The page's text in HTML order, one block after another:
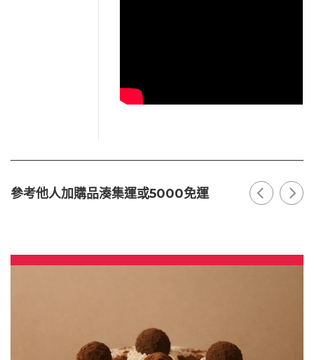
參考他人加購品湊集運或5000免運